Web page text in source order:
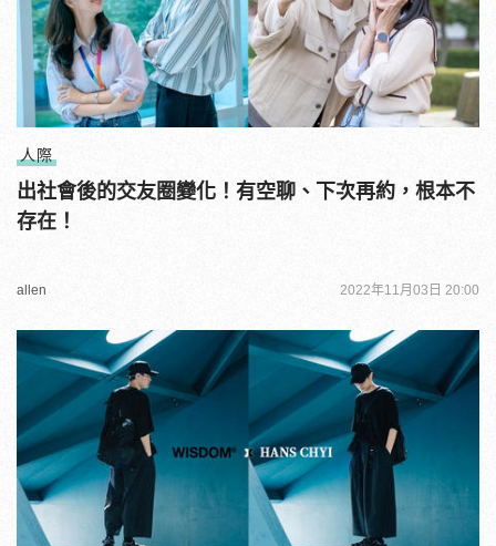
人際
出社會後的交友圈變化！有空聊、下次再約，根本不
存在！
allen 2022年11月03日 20:00